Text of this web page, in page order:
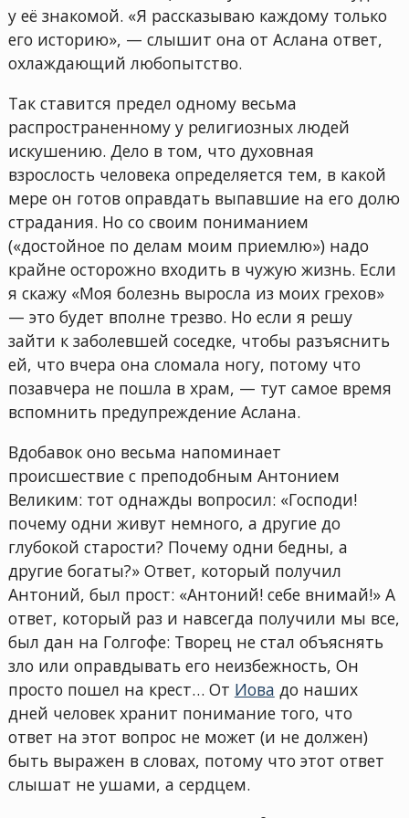
у её знакомой. «Я рассказываю каждому только
его историю», — слышит она от Аслана ответ,
охлаждающий любопытство.
Так ставится предел одному весьма
распространенному у религиозных людей
искушению. Дело в том, что духовная
взрослость человека определяется тем, в какой
мере он готов оправдать выпавшие на его долю
страдания. Но со своим пониманием
(«достойное по делам моим приемлю») надо
крайне осторожно входить в чужую жизнь. Если
я скажу «Моя болезнь выросла из моих грехов»
— это будет вполне трезво. Но если я решу
зайти к заболевшей соседке, чтобы разъяснить
ей, что вчера она сломала ногу, потому что
позавчера не пошла в храм, — тут самое время
вспомнить предупреждение Аслана.
Вдобавок оно весьма напоминает
происшествие с преподобным Антонием
Великим: тот однажды вопросил: «Господи!
почему одни живут немного, а другие до
глубокой старости? Почему одни бедны, а
другие богаты?» Ответ, который получил
Антоний, был прост: «Антоний! себе внимай!» А
ответ, который раз и навсегда получили мы все,
был дан на Голгофе: Творец не стал объяснять
зло или оправдывать его неизбежность, Он
просто пошел на крест… От Иова до наших
дней человек хранит понимание того, что
ответ на этот вопрос не может (и не должен)
быть выражен в словах, потому что этот ответ
слышат не ушами, а сердцем.